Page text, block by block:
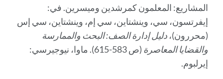
المشاريع: المعلمون كمرشدين وميسرين. في:
إيفرتسون، سي، وينشتاين، سي إم، وينشتاين، سي إس
(محررون)، دليل إدارة الصف: البحث والممارسة
والقضايا المعاصرة
(ص 583-615). ماوا، نيوجيرسي:
إيرلبوم.